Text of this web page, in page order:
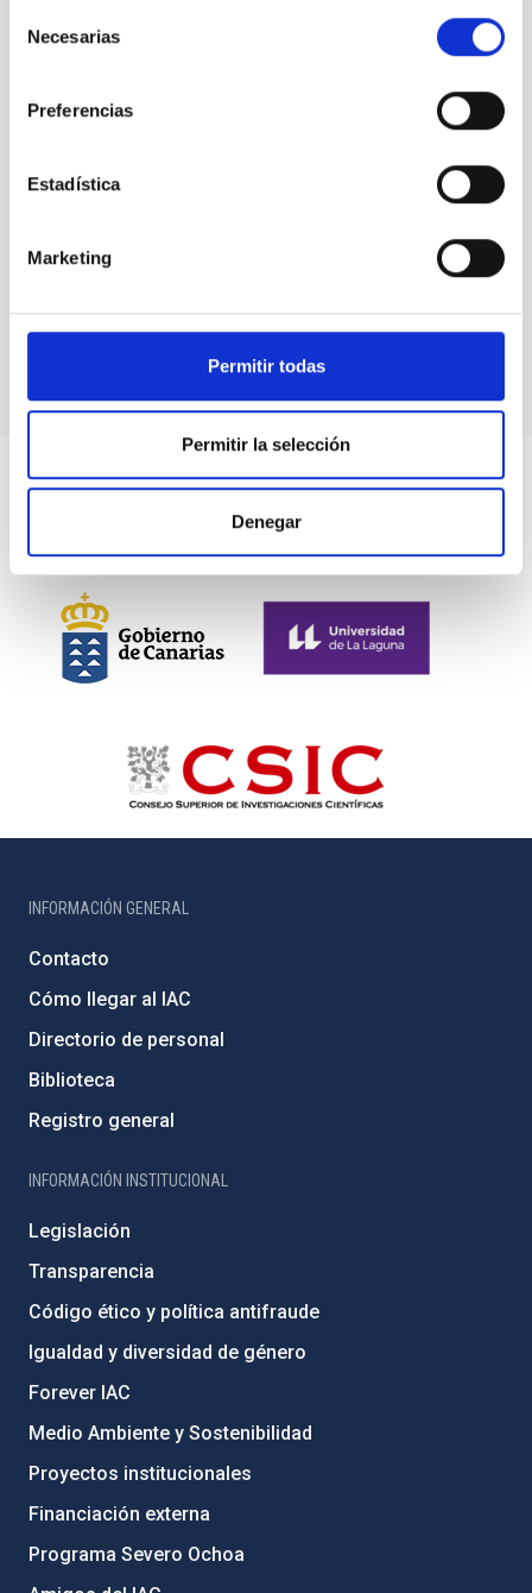
Necesarias
Preferencias
Estadística
Marketing
Permitir todas
Permitir la selección
Denegar
Cosmology and Astroparticles
INFORMACIÓN GENERAL
Contacto
Cómo llegar al IAC
Directorio de personal
Biblioteca
Registro general
INFORMACIÓN INSTITUCIONAL
Legislación
Transparencia
Código ético y política antifraude
Igualdad y diversidad de género
Forever IAC
Medio Ambiente y Sostenibilidad
Proyectos institucionales
Financiación externa
Programa Severo Ochoa